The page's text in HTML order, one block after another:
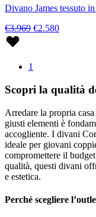
Divano James tessuto
€3.969 €2.580
1
Scopri la qualità
Arredare la propria
giusti elementi è
accogliente. I divani
ideale per giovani
compromettere il
qualità, questi divani
e estetica.
Perché scegliere